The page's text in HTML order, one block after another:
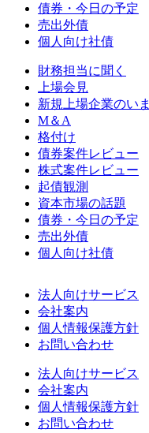
債券・今日の予定
売出外債
個人向け社債
財務担当に聞く
上場会見
新規上場企業のいま
M＆A
格付け
債券案件レビュー
株式案件レビュー
起債観測
資本市場の話題
債券・今日の予定
売出外債
個人向け社債
法人向けサービス
会社案内
個人情報保護方針
お問い合わせ
法人向けサービス
会社案内
個人情報保護方針
お問い合わせ